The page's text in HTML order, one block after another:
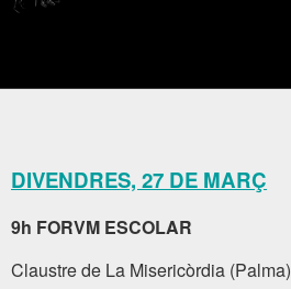
DIVENDRES, 27 DE MARÇ
9h FORVM ESCOLAR
Claustre de La Misericòrdia (Palma)